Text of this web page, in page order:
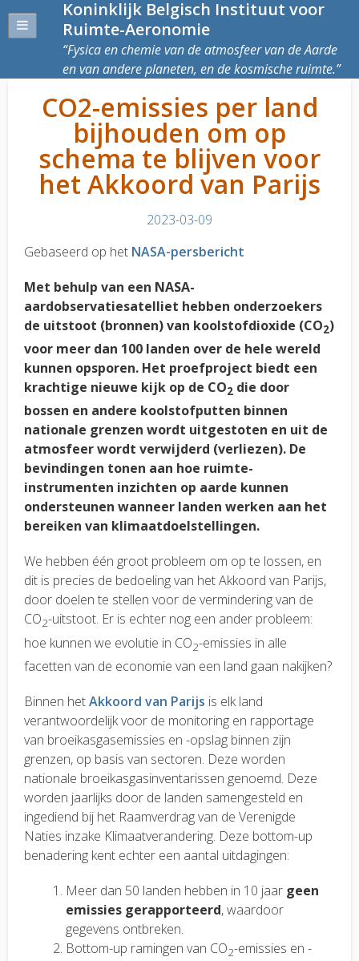
Koninklijk Belgisch Instituut voor
Ruimte-Aeronomie
Fysica en chemie van de atmosfeer van de Aarde
en van andere planeten, en de kosmische ruimte.
CO2-emissies per land
bijhouden om op
schema te blijven voor
het Akkoord van Parijs
2023-03-09
Gebaseerd op het NASA-persbericht
Met behulp van een NASA-
aardobservatiesatelliet hebben onderzoekers
de uitstoot (bronnen) van koolstofdioxide (CO2)
voor meer dan 100 landen over de hele wereld
kunnen opsporen. Het proefproject biedt een
krachtige nieuwe kijk op de CO2 die door
bossen en andere koolstofputten binnen
nationale grenzen wordt uitgestoten en uit de
atmosfeer wordt verwijderd (verliezen). De
bevindingen tonen aan hoe ruimte-
instrumenten inzichten op aarde kunnen
ondersteunen wanneer landen werken aan het
bereiken van klimaatdoelstellingen.
We hebben één groot probleem om op te lossen, en
dit is precies de bedoeling van het Akkoord van Parijs,
door doelen te stellen voor de vermindering van de
CO2-uitstoot. Er is echter nog een ander probleem:
hoe kunnen we evolutie in CO2-emissies in alle
facetten van de economie van een land gaan nakijken?
Binnen hetAkkoord van Parijs is elk land
verantwoordelijk voor de monitoring en rapportage
van broeikasgasemissies en -opslag binnen zijn
grenzen, op basis van sectoren. Deze worden
nationale broeikasgasinventarissen genoemd. Deze
worden jaarlijks door de landen samengesteld en
ingediend bij het Raamverdrag van de Verenigde
Naties inzake Klimaatverandering. Deze bottom-up
benadering kent echter een aantal uitdagingen:
Meer dan 50 landen hebben in 10 jaar geen
emissies gerapporteerd, waardoor
gegevens ontbreken.
Bottom-up ramingen van CO2-emissies en -